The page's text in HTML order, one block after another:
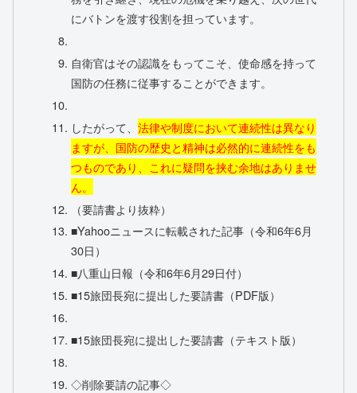
にバトンを渡す役割を担っています。
自衛官はその認識をもってこそ、使命感を持って
国防の任務に従事することができます。
したがって、 法律や制度において連続性は異なり
ますが、国防の歴史と精神は必然的に連続性をも
つものであり、これに疑問を挟む余地はありませ
ん。
（要請書より抜粋）
■Yahooニュースに転載された記事（令和6年6月
30日）
■八重山日報（令和6年6月29日付）
■15旅団長宛に提出した要請書（PDF版）
■15旅団長宛に提出した要請書（テキスト版）
◇削除要請の記事◇